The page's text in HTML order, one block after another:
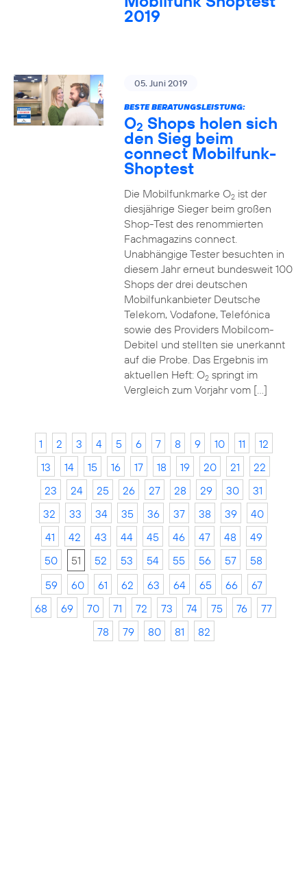
2019
05. Juni 2019
BESTE BERATUNGSLEISTUNG:
O2 Shops holen sich
den Sieg beim
connect Mobilfunk-
Shoptest
Die Mobilfunkmarke O2ist der
diesjährige Sieger beim großen
Shop-Test des renommierten
Fachmagazins connect.
Unabhängige Tester besuchten in
diesem Jahr erneut bundesweit 100
Shops der drei deutschen
Mobilfunkanbieter Deutsche
Telekom, Vodafone, Telefónica
sowie des Providers Mobilcom-
Debitel und stellten sie unerkannt
auf die Probe. Das Ergebnis im
aktuellen Heft: O2springt im
Vergleich zum Vorjahr vom […]
1 2 3 4 5 6 7 8 9 10 11
12
13
14 15 16 17 18 19 20 21
22
23
24 25 26 27 28 29 30
31
32
33 34 35 36 37 38 39
40
41
42 43 44 45 46 47 48
49
50
51 52 53 54 55 56 57
58
59
60 61 62 63 64 65 66
67
68
69 70 71 72 73 74 75 76
77
78
79 80 81 82